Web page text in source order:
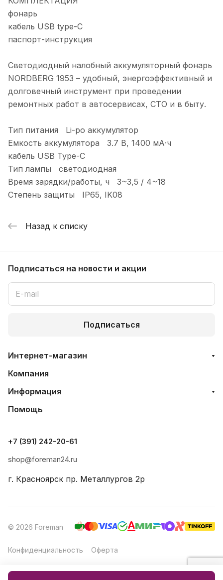
фонарь
кабель USB type-C
паспорт-инструкция
Светодиодный налобный аккумуляторный фонарь
NORDBERG 1953 – удобный, энергоэффективный и
долговечный инструмент при проведении
ремонтных работ в автосервисах, СТО и в быту.
Тип питания Li-po аккумулятор
Емкость аккумулятора 3.7 В, 1400 мА·ч
кабель USB Type-C
Тип лампы светодиодная
Время зарядки/работы, ч 3~3,5 / 4~18
Степень защиты IP65, IK08
Назад к списку
Подписаться на новости и акции
Подписаться
Интернет-магазин
Компания
Информация
Помощь
+7 (391) 242-20-61
shop@foreman24.ru
г. Красноярск пр. Металлургов 2р
© 2026 Foreman
Конфиденциальность Оферта
Создание и продвижение